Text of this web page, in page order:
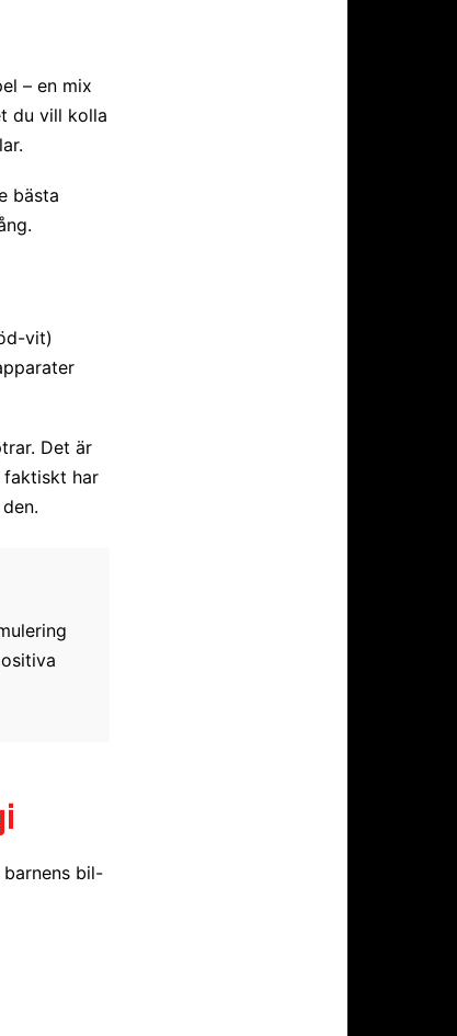
– en mix
du vill kolla
bästa
vit)
Det är
faktiskt har
bil-